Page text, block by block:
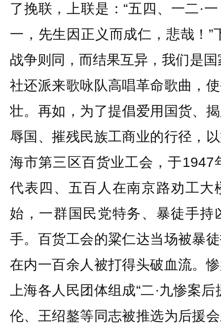
了挽联，上联是：“五四、一二·
一，先生因正义而成仁，悲哉！”
战争则同，而结果互异，我们是
社还派来歌咏队高唱革命歌曲，
壮。再如，为了提倡爱用国货、
辱国、摧残民族工商业的行径，
海市第三区百货业工会，于1947
代表四、五百人在南京路劝工大
始，一群国民党特务、暴徒手持
手。百货工会的粱仁达当场被暴
在内一百余人被打得头破血流。
上海各人民团体组成“二·九惨案
伦、王绍鏊等同志被推选为后援